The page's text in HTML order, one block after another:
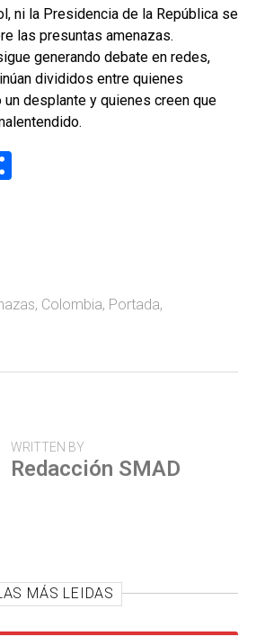
ni la Presidencia de la República se
las presuntas amenazas.
generando debate en redes,
divididos entre quienes
un desplante y quienes creen que
tir, Colombia, Portada,
WRITTEN BY
Redacción SMAD
MÁS LEIDAS